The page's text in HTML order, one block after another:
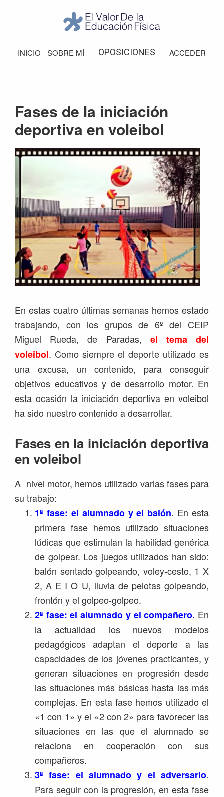
navegación
principal
barra
Valor
de
INICIO SOBRE MÍ OPOSICIONES ACCEDER
Fases de la iniciación
deportiva en voleibol
En estas cuatro últimas semanas hemos estado
trabajando, con los grupos de 6º del CEIP
Miguel Rueda, de Paradas, el tema del
voleibol. Como siempre el deporte utilizado es
una excusa, un contenido, para conseguir
objetivos educativos y de desarrollo motor. En
esta ocasión la iniciación deportiva en voleibol
ha sido nuestro contenido a desarrollar.
Fases en la iniciación deportiva
en voleibol
A nivel motor, hemos utilizado varias fases para
su trabajo:
1ª fase: el alumnado y el balón. En esta
primera fase hemos utilizado situaciones
lúdicas que estimulan la habilidad genérica
de golpear. Los juegos utilizados han sido:
balón sentado golpeando, voley-cesto, 1 X
2, A E I O U, lluvia de pelotas golpeando,
frontón y el golpeo-golpeo.
2ª fase: el alumnado y el compañero. En
la actualidad los nuevos modelos
pedagógicos adaptan el deporte a las
capacidades de los jóvenes practicantes, y
generan situaciones en progresión desde
las situaciones más básicas hasta las más
complejas. En esta fase hemos utilizado el
«1 con 1» y el «2 con 2» para favorecer las
situaciones en las que el alumnado se
relaciona en cooperación con sus
compañeros.
3ª fase: el alumnado y el adversario.
Para seguir con la progresión, en esta fase